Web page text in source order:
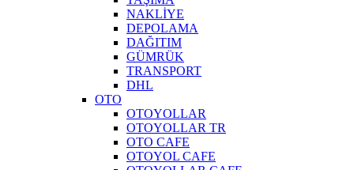
NAKLİYE
DEPOLAMA
DAĞITIM
GÜMRÜK
TRANSPORT
DHL
OTO
OTOYOLLAR
OTOYOLLAR TR
OTO CAFE
OTOYOL CAFE